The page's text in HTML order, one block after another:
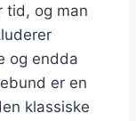
tid, og man
og endda
er en
klassiske